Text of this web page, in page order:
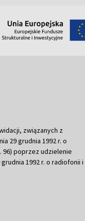
związanych z
29 grudnia 1992 r. o
96) poprzez udzielenie
1992 r. o radiofonii i